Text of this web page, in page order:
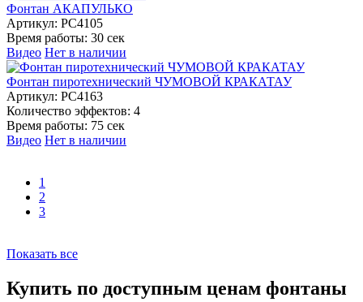
Фонтан АКАПУЛЬКО
Артикул: РС4105
Время работы: 30 сек
Видео Нет в наличии
Фонтан пиротехнический ЧУМОВОЙ КРАКАТАУ
Артикул: РС4163
Количество эффектов: 4
Время работы: 75 сек
Видео Нет в наличии
1
2
3
Показать все
Купить по доступным ценам фонтаны